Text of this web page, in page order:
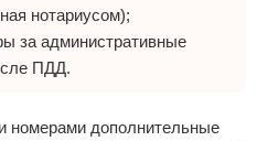
нотариусом);
за административные
ПДД.
номерами дополнительные